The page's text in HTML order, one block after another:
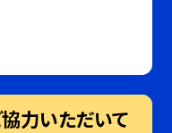
力いただいて